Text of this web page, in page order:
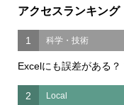
アクセスランキング
1 科学・技術
Excelにも誤差がある
2 Local